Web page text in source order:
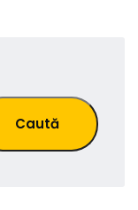
Caută